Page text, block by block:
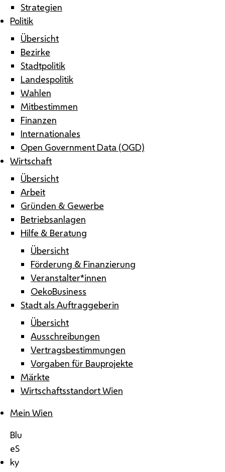
Strategien
Politik
Übersicht
Bezirke
Stadtpolitik
Landespolitik
Wahlen
Mitbestimmen
Finanzen
Internationales
Open Government Data (OGD)
Wirtschaft
Übersicht
Arbeit
Gründen & Gewerbe
Betriebsanlagen
Hilfe & Beratung
Übersicht
Förderung & Finanzierung
Veranstalter*innen
OekoBusiness
Stadt als Auftraggeberin
Übersicht
Ausschreibungen
Vertragsbestimmungen
Vorgaben für Bauprojekte
Märkte
Wirtschaftsstandort Wien
Mein Wien
Blu
eS
ky